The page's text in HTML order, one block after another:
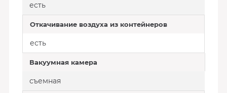
есть
Откачивание воздуха из контейнеров
есть
Вакуумная камера
съемная